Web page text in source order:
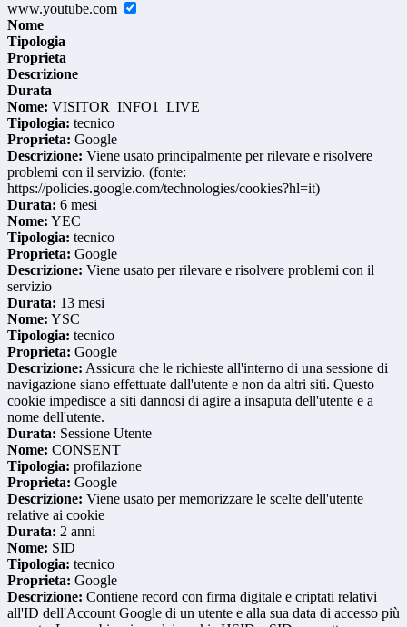
www.youtube.com
Nome
Tipologia
Proprieta
Descrizione
Durata
Nome: VISITOR_INFO1_LIVE
Tipologia: tecnico
Proprieta: Google
Descrizione: Viene usato principalmente per rilevare e risolvere
problemi con il servizio. (fonte:
https://policies.google.com/technologies/cookies?hl=it)
Durata: 6 mesi
Nome: YEC
Tipologia: tecnico
Proprieta: Google
Descrizione: Viene usato per rilevare e risolvere problemi con il
servizio
Durata: 13 mesi
Nome: YSC
Tipologia: tecnico
Proprieta: Google
Descrizione: Assicura che le richieste all'interno di una sessione di
navigazione siano effettuate dall'utente e non da altri siti. Questo
cookie impedisce a siti dannosi di agire a insaputa dell'utente e a
nome dell'utente.
Durata: Sessione Utente
Nome: CONSENT
Tipologia: profilazione
Proprieta: Google
Descrizione: Viene usato per memorizzare le scelte dell'utente
relative ai cookie
Durata: 2 anni
Nome: SID
Tipologia: tecnico
Proprieta: Google
Descrizione: Contiene record con firma digitale e criptati relativi
all'ID dell'Account Google di un utente e alla sua data di accesso più